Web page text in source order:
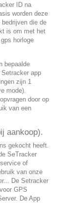
ID na
worden deze
bedrijven die de
is om met het
horloge
bepaalde
app
zijn 1
mode).
door op
van een
aankoop).
gekocht heeft.
SeTracker
of
van onze
De Setracker
GPS
De App